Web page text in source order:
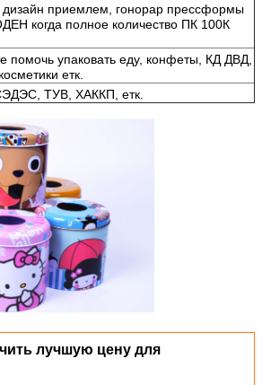
дизайн приемлем, гонорар прессформы
когда полное количество ПК 100К
помочь упаковать еду, конфеты, КД ДВД,
етк.
ТУВ, ХАККП, етк.
лучшую цену для